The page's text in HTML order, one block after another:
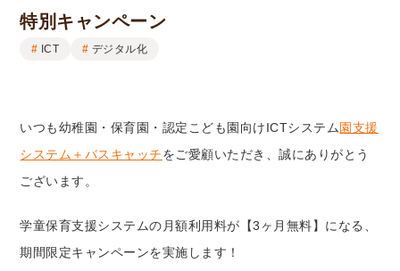
特別キャンペーン
ICT デジタル化
いつも幼稚園・保育園・認定こども園向けICTシステム園支援
システム＋バスキャッチをご愛顧いただき、誠にありがとう
ございます。
学童保育支援システムの月額利用料が【3ヶ月無料】になる、
期間限定キャンペーンを実施します！